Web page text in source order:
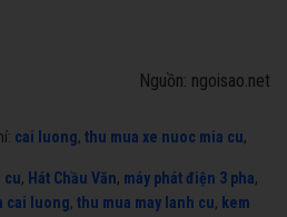
Nguồn: ngoisao.net
cai luong, thu mua xe nuoc mia cu,
cu, Hát Chầu Văn, máy phát điện 3 pha,
cai luong, thu mua may lanh cu, kem